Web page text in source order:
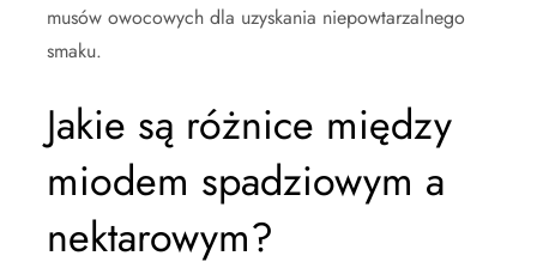
musów owocowych dla uzyskania niepowtarzalnego
smaku.
Jakie są różnice między
miodem spadziowym a
nektarowym?